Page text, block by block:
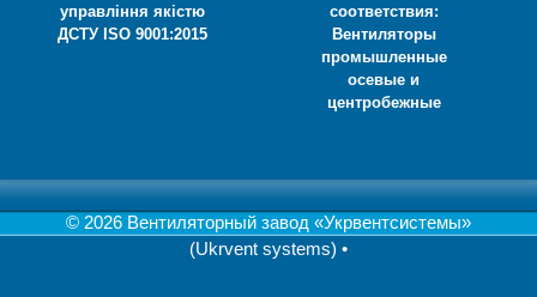
управління якістю
ДСТУ ISO 9001:2015
соответствия:
Вентиляторы
промышленные
осевые и
центробежные
© 2026 Вентиляторный завод «Укрвентсистемы»
(Ukrvent systems) •